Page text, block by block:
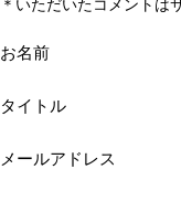
＊いただいたコメントは
お名前
タイトル
メールアドレス